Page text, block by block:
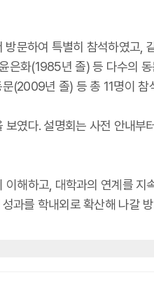
문하여 특별히 참석하였고,
화(1985년 졸) 등 다수의
(2009년 졸) 등 총 11명이 참
였다. 설명회는 사전 안내부
해하고, 대학과의 연계를 지
과를 학내외로 확산해 나갈